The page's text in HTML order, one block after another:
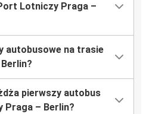
Lotniczy Praga –
autobusowe na trasie
pierwszy autobus
– Berlin?